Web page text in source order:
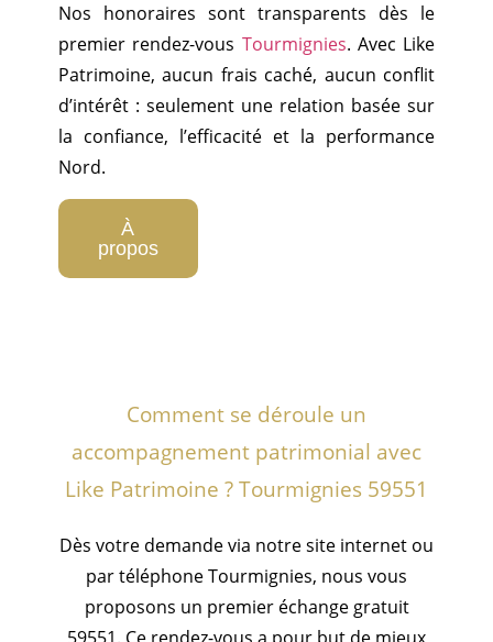
Nos honoraires sont transparents dès le
premier rendez-vous Tourmignies. Avec Like
Patrimoine, aucun frais caché, aucun conflit
d’intérêt : seulement une relation basée sur
la confiance, l’efficacité et la performance
Nord.
À
propos
Comment se déroule un
accompagnement patrimonial avec
Like Patrimoine ? Tourmignies 59551
Dès votre demande via notre site internet ou
par téléphone Tourmignies, nous vous
proposons un premier échange gratuit